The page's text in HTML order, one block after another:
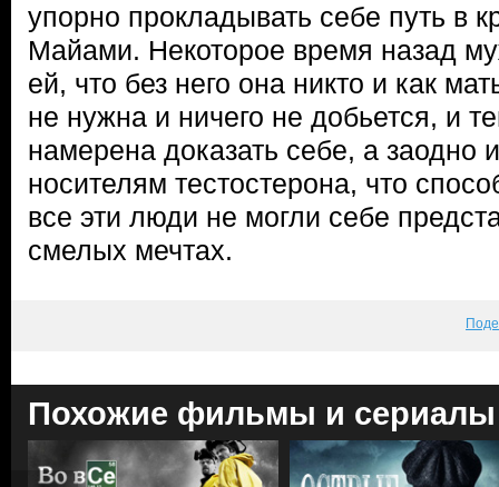
упорно прокладывать себе путь в
Майами. Некоторое время назад
ей, что без него она никто и как
не нужна и ничего не добьется, и
намерена доказать себе, а
носителям тестостерона, что
все эти люди не могли себе
смелых мечтах.
Похожие фильмы и сериалы